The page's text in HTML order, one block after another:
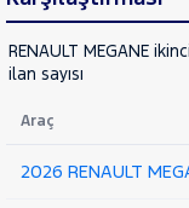
EXPRESS
Van
KADJAR
RENAULT MEGANE
ilan sayısı
Araç
2026 RENAULT